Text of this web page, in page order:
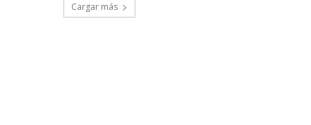
Cargar más